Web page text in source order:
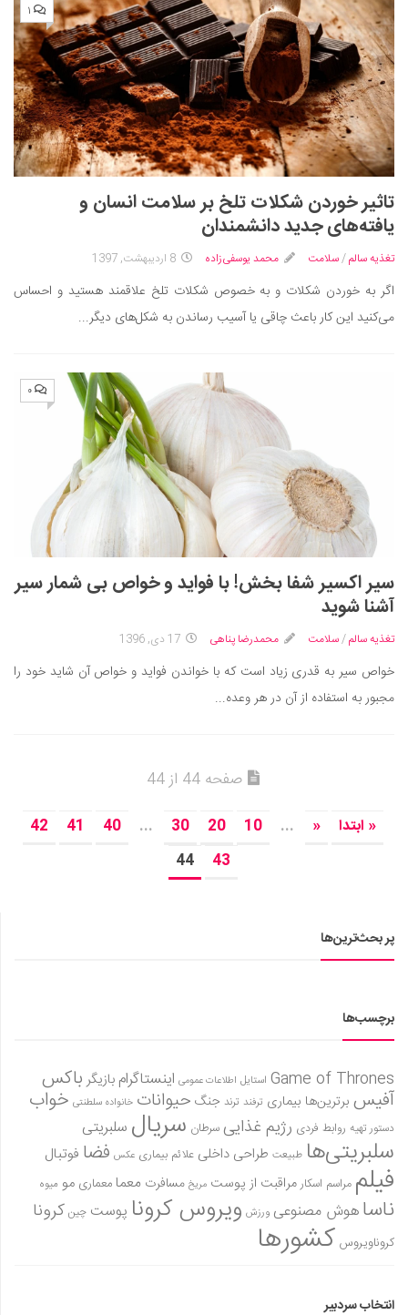
۱
تاثیر خوردن شکلات تلخ بر سلامت انسان و
یافته‌های جدید دانشمندان
تغذیه سالم/سلامت محمد یوسفی‌زاده 8 اردیبهشت, 1397
اگر به خوردن شکلات و به خصوص شکلات تلخ علاقمند هستید و احساس
می‌کنید این کار باعث چاقی یا آسیب رساندن به شکل‌های دیگر...
۰
سیر اکسیر شفا بخش! با فواید و خواص بی شمار سیر
آشنا شوید
تغذیه سالم/سلامت محمدرضا پناهی 17 دی, 1396
خواص سیر به قدری زیاد است که با خواندن فواید و خواص آن شاید خود را
مجبور به استفاده از آن در هر وعده...
صفحه 44 از 44
« ابتدا «
...
10
20
30
...
40
41
42
43
44
پر بحث‌ترین‌ها
برچسب‌ها
Game of Thrones استایل اطلاعات عمومی اینستاگرام بازیگر باکس
آفیس برترین‌ها بیماری ترفند ترند جنگ حیوانات خانواده سلطنتی خواب
دستور تهیه روابط فردی رژیم غذاییسرطان سریال سلبریتی
سلبریتی‌ها طبیعت طراحی داخلی علائم بیماری عکس فضا فوتبال
فیلم مراسم اسکارمراقبت از پوست مریخ مسافرت معمامعماری مو میوه
ناساهوش مصنوعی ورزش ویروس کرونا پوست چین کرونا
کروناویروس کشورها
انتخاب سردبیر